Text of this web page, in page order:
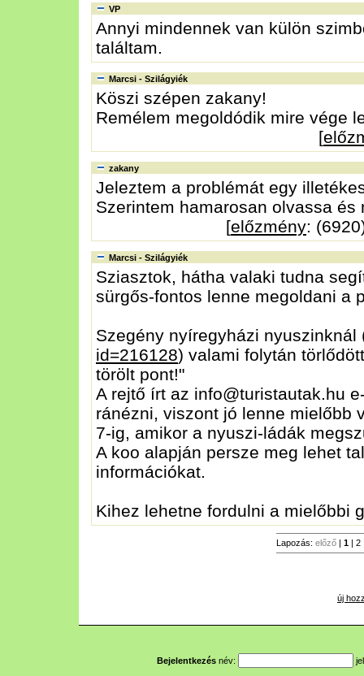
VP
Annyi mindennek van külön
találtam.
Marcsi - Szilágyiék
Köszi szépen zakany!
Remélem megoldódik mire vége
[
zakany
Jeleztem a problémát egy
Szerintem hamarosan olvassa és
[előzmény:
Marcsi - Szilágyiék
Sziasztok, hátha valaki tudna
sürgős-fontos lenne megoldani a
Szegény nyíregyházi nyuszinknál
id=216128) valami folytán
törölt pont!"
A rejtő írt az info@turistautak.hu
ránézni, viszont jó lenne mielőbb
7-ig, amikor a nyuszi-ládák
A koo alapján persze meg lehet
információkat.
Kihez lehetne fordulni a mielőbbi
Lapozás: előző | 1 | 2
új
Bejelentkezés név: